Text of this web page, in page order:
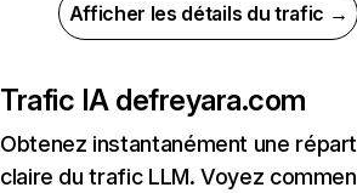
Afficher les détails du trafic →
Trafic IA defreyara.com
Obtenez instantanément une
claire du trafic LLM. Voyez